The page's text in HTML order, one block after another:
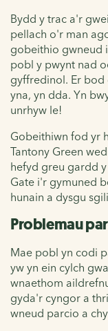
Bydd y trac a'r
pellach o'r man
gobeithio gwneud
pobl y pwynt nad
gyffredinol. Er
yna, yn dda. Yn
unrhyw le!
Gobeithiwn fod yr
Tantony Green
hefyd greu gardd
Gate i'r gymuned
hunain a dysgu
Problemau
Mae pobl yn codi
yw yn ein cylch
wnaethom
gyda'r cyngor a
wneud parcio a